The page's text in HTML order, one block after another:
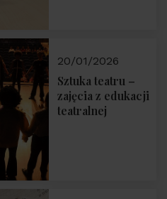
20/01/2026
Sztuka teatru –
zajęcia z edukacji
teatralnej